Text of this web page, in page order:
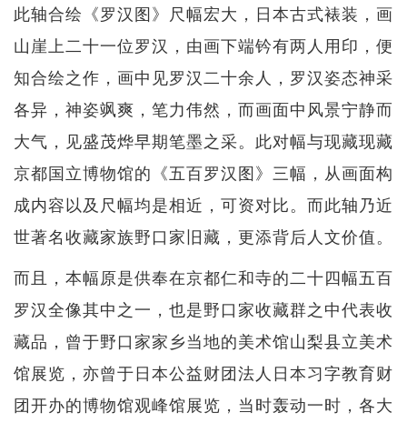
此轴合绘《罗汉图》尺幅宏大，日本古式裱装，画
山崖上二十一位罗汉，由画下端钤有两人用印，便
知合绘之作，画中见罗汉二十余人，罗汉姿态神采
各异，神姿飒爽，笔力伟然，而画面中风景宁静而
大气，见盛茂烨早期笔墨之采。此对幅与现藏现藏
京都国立博物馆的《五百罗汉图》三幅，从画面构
成内容以及尺幅均是相近，可资对比。而此轴乃近
世著名收藏家族野口家旧藏，更添背后人文价值。
而且，本幅原是供奉在京都仁和寺的二十四幅五百
罗汉全像其中之一，也是野口家收藏群之中代表收
藏品，曾于野口家家乡当地的美术馆山梨县立美术
馆展览，亦曾于日本公益财团法人日本习字教育财
团开办的博物馆观峰馆展览，当时轰动一时，各大